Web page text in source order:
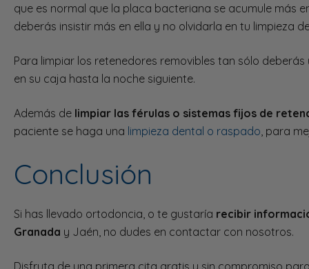
que es normal que la placa bacteriana se acumule más
deberás insistir más en ella y no olvidarla en tu limpieza
Para limpiar los retenedores removibles tan sólo
en su caja hasta la noche siguiente.
Además de limpiar las férulas o sistemas fijos de
paciente se haga una limpieza dental o raspado , para
Conclusión
Si has llevado ortodoncia, o te gustaría recibir
Granada y Jaén, no dudes en contactar con nosotros.
Disfruta de una primera cita gratis y sin compromiso